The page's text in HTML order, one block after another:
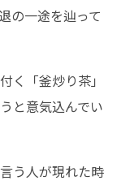
の一途を辿って
く「釜炒り茶」
と意気込んでい
う人が現れた時